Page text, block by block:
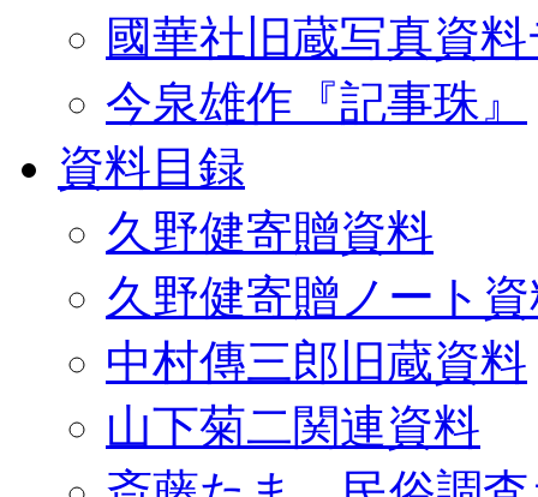
國華社旧蔵写真資
今泉雄作『記事珠』
資料目録
久野健寄贈資料
久野健寄贈ノート
中村傳三郎旧蔵資料
山下菊二関連資料